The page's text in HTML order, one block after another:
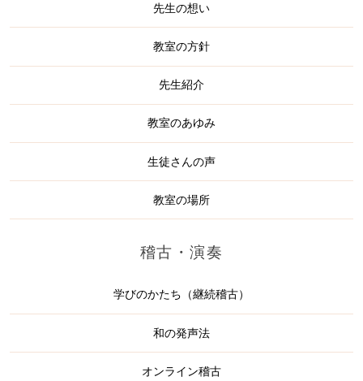
先生の想い
教室の方針
先生紹介
教室のあゆみ
生徒さんの声
教室の場所
稽古・演奏
学びのかたち（継続稽古）
和の発声法
オンライン稽古